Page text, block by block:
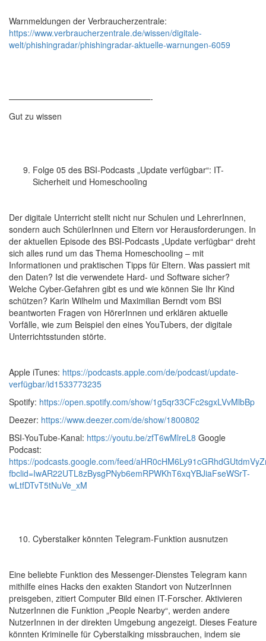
Warnmeldungen der Verbraucherzentrale:
https://www.verbraucherzentrale.de/wissen/digitale-
welt/phishingradar/phishingradar-aktuelle-warnungen-6059
—————————————————-
Gut zu wissen
Folge 05 des BSI-Podcasts „Update verfügbar“: IT-
Sicherheit und Homeschooling
Der digitale Unterricht stellt nicht nur Schulen und LehrerInnen,
sondern auch SchülerInnen und Eltern vor Herausforderungen. In
der aktuellen Episode des BSI-Podcasts „Update verfügbar“ dreht
sich alles rund um das Thema Homeschooling – mit
Informationen und praktischen Tipps für Eltern. Was passiert mit
den Daten? Ist die verwendete Hard- und Software sicher?
Welche Cyber-Gefahren gibt es und wie können Sie Ihr Kind
schützen? Karin Wilhelm und Maximilian Berndt vom BSI
beantworten Fragen von HörerInnen und erklären aktuelle
Vorfälle, wie zum Beispiel den eines YouTubers, der digitale
Unterrichtsstunden störte.
Apple iTunes: https://podcasts.apple.com/de/podcast/update-
verfügbar/id1533773235
Spotify: https://open.spotify.com/show/1g5qr33CFc2sgxLVvMlbBp
Deezer: https://www.deezer.com/de/show/1800802
BSI-YouTube-Kanal: https://youtu.be/zfT6wMlreL8 Google
Podcast:
https://podcasts.google.com/feed/
fbclid=IwAR22UTL8zBysgPNyb6emRPWKhT6xqYBJiaFseWSrT-
wLtfDTvT5tNuVe_xM
Cyberstalker könnten Telegram-Funktion ausnutzen
Eine beliebte Funktion des Messenger-Dienstes Telegram kann
mithilfe eines Hacks den exakten Standort von NutzerInnen
preisgeben, zitiert Computer Bild einen IT-Forscher. Aktivieren
NutzerInnen die Funktion „People Nearby“, werden andere
NutzerInnen in der direkten Umgebung angezeigt. Dieses Feature
könnten Kriminelle für Cyberstalking missbrauchen, indem sie